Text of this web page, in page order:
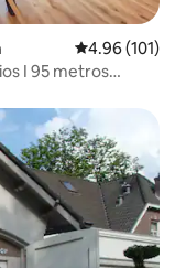
Calificación
4.96 (101)
I 95 metros